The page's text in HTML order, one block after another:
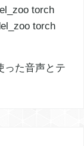
torch
torch